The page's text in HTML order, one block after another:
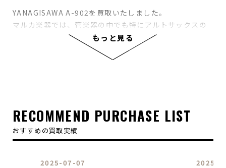
もっと見る
YANAGISAWA A-902を買取いたしました。
マルカ楽器では、管楽器の中でも特にアルトサックスの
買取を頑張らせていただいております！
まずはご査定だけでも、お気軽にご利用くださいませ。
店舗は阪急大宮駅から徒歩2分、四条通沿いにございま
飛び込みでのお持込、随時お待ちしております！
RECOMMEND PURCHASE LIST
おすすめの買取実績
2025-07-07
2025-